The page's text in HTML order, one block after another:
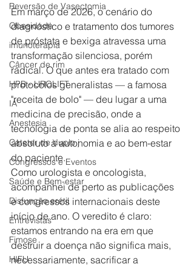
Reversão de Vasectomia
Obesidade
imunoterapia
Câncer de rim
HPB - UROLIFT
IA
Anestesia
Cateter de duplo j
Congressos e Eventos
Saúde e Bem-estar
Disfunção erétil
Entrevistas
Fimose
HIFU
Em março de 2026, o cenário do
diagnóstico e tratamento dos tumores
de próstata e bexiga atravessa uma
transformação silenciosa, porém
radical. O que antes era tratado com
protocolos generalistas — a famosa
"receita de bolo" — deu lugar a uma
medicina de precisão, onde a
tecnologia de ponta se alia ao respeito
absoluto à autonomia e ao bem-estar
do paciente.
Como urologista e oncologista,
acompanhei de perto as publicações
e congressos internacionais deste
início de ano. O veredito é claro:
estamos entrando na era em que
destruir a doença não significa mais,
necessariamente, sacrificar a